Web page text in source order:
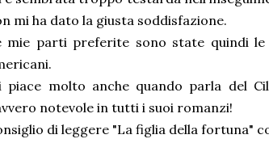
mi ha dato la giusta soddisfazione.
mie parti preferite sono state quindi
piace molto anche quando parla del
notevole in tutti i suoi romanzi!
di leggere "La figlia della fortuna"